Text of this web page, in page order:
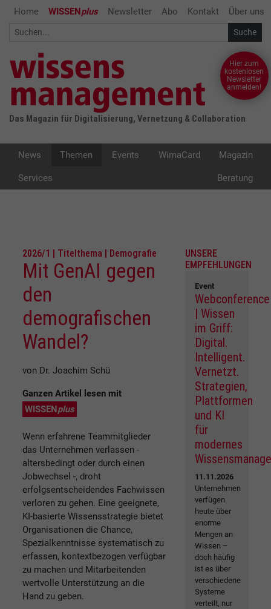
Home WISSENplus Newsletter Abo Kontakt Über uns
Das Magazin für Digitalisierung, Vernetzung & Collaboration
Hier zum
kostenlosen
Newsletter
anmelden!
News Themen Events WimaCard Magazin
Services Beratung
2026/1 | Titelthema | Demografie
Mit GenAI gegen
den
demografischen
Wandel?
von Dr. Joachim Schü
Ganzen Artikel lesen mit
WISSENplus
Wenn erfahrene Teammitglieder
das Unternehmen verlassen -
altersbedingt oder durch einen
Jobwechsel -, droht
erfolgsentscheidendes Fachwissen
verloren zu gehen. Eine geeignete,
KI-basierte Wissensstrategie bietet
Organisationen die Chance,
Spezialkenntnisse systematisch zu
erfassen, kontextbezogen verfügbar
zu machen und Mitarbeitenden
wertvolle Unterstützung an die
Hand zu geben.
UNSERE
EMPFEHLUNGEN
Event
Webconference
| Wissen
im Griff:
Digital.
Intelligent.
Vernetzt.
Strategien,
Plattformen
und KI
für
modernes
11.11.2026
Unternehmen
verfügen
heute über
enorme
Mengen an
Wissen –
doch häufig
ist es über
verschiedene
Systeme
verteilt, nur